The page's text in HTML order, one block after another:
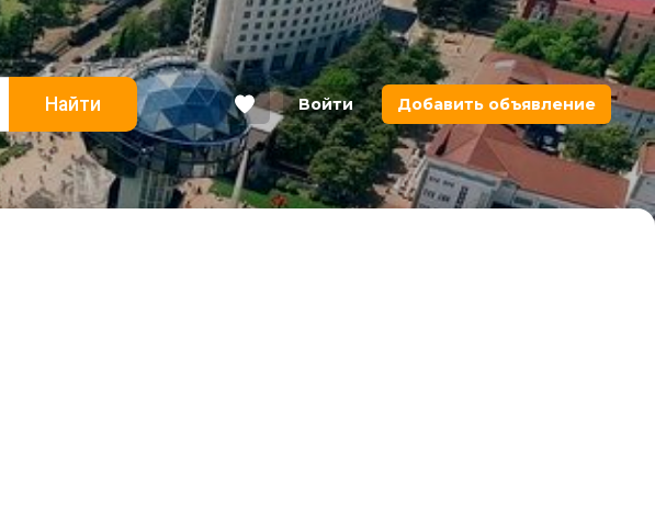
Найти Войти Добавить объявление